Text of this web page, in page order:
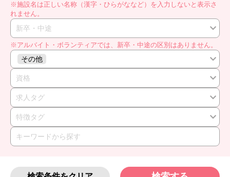
※施設名は正しい名称（漢字・ひらがななど）を入力しないと表示さ
れません。
新卒・中途
※アルバイト・ボランティアでは、新卒・中途の区別はありません。
その他
資格
求人タグ
特徴タグ